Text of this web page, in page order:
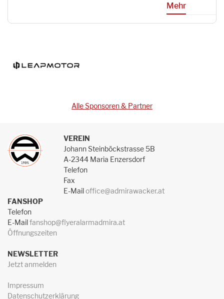
Mehr
Alle Sponsoren & Partner
VEREIN
Johann Steinböckstrasse 5B
A-2344 Maria Enzersdorf
Telefon
Fax
E-Mailoffice@admirawacker.at
FANSHOP
Telefon
E-Mailfanshop@flyeralarmadmira.at
Öffnungszeiten
NEWSLETTER
Jetzt anmelden
Impressum
Datenschutzerklärung